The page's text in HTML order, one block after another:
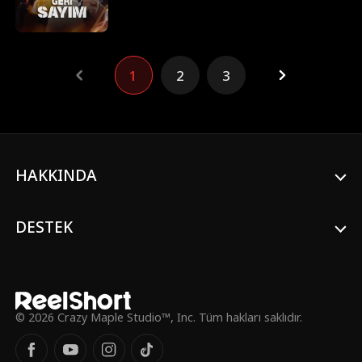
kazandığını fark etti. Artık herkesin başı
üzerinde kalan ömrünü görebiliyordu. Kısa
süre içinde Arda, Elif Demiral'ın yakın
Arda bir sipariş teslimine gittiğinde, karısı
kumarları oynadı, servetini katladı. Bir
zamanlar hayatta kalmak için çabalayan o
sıradan kurye, şimdi zenginlik ve intikam
arasında ince bir çizgide yürüyordu.
1 2 3
HAKKINDA
DESTEK
© 2026 Crazy Maple Studio™, Inc. Tüm hakları saklıdır.